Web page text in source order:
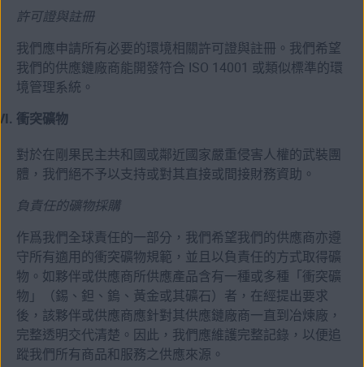
許可證與註冊
我們應申請所有必要的環境相關許可證與註冊。我們希望
我們的供應鏈廠商能開發符合 ISO 14001 或類似標準的環
境管理系統。
衝突礦物
對於在剛果民主共和國或鄰近國家嚴重侵害人權的武裝團
體，我們絕不予以支持或對其直接或間接財務資助。
負責任的礦物採購
作爲我們全球責任的一部分，我們希望我們的供應商亦遵
守所有適用的衝突礦物規範，並且以負責任的方式取得礦
物。如夥伴或供應商所供應產品含有一種或多種「衝突礦
物」（錫、鉭、鎢、黃金或其礦石）者，在經提出要求
後，該夥伴或供應商應針對其供應鏈廠商一直到冶煉廠，
完整透明交代清楚。因此，我們應維護完整記錄，以便追
蹤我們所有商品和服務之供應來源。